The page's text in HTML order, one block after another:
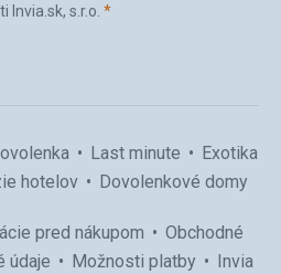
s.r.o. *(povinné)
Last minute
Exotika
hotelov Dovolenkové domy
pred nákupom
Obchodné
údaje Možnosti platby
Invia